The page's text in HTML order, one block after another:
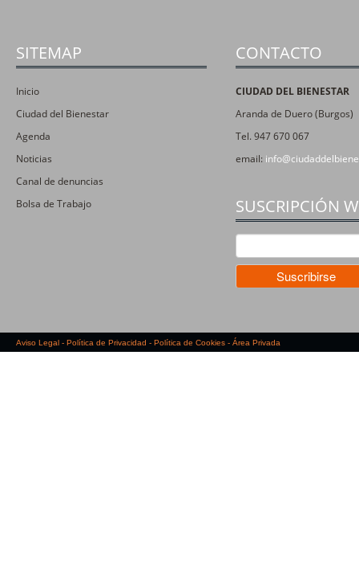
SITEMAP
Inicio
Ciudad del Bienestar
Agenda
Noticias
Canal de denuncias
Bolsa de Trabajo
CONTACTO
CIUDAD DEL BIENESTAR
Aranda de Duero (Burgos)
Tel. 947 670 067
email:
SUSCRIPCIÓN
Aviso Legal - Política de Privacidad - Política de Cookies - Área Privada